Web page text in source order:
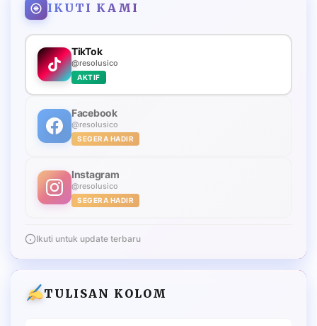
IKUTI KAMI
TikTok
@resolusico
AKTIF
Facebook
@resolusico
SEGERA HADIR
Instagram
@resolusico
SEGERA HADIR
Ikuti untuk update terbaru
TULISAN KOLOM